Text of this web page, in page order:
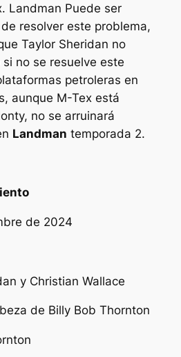
Landman Puede ser
resolver este problema,
Taylor Sheridan no
no se resuelve este
petroleras en
aunque M-Tex está
no se arruinará
Landman temporada 2.
de 2024
y Christian Wallace